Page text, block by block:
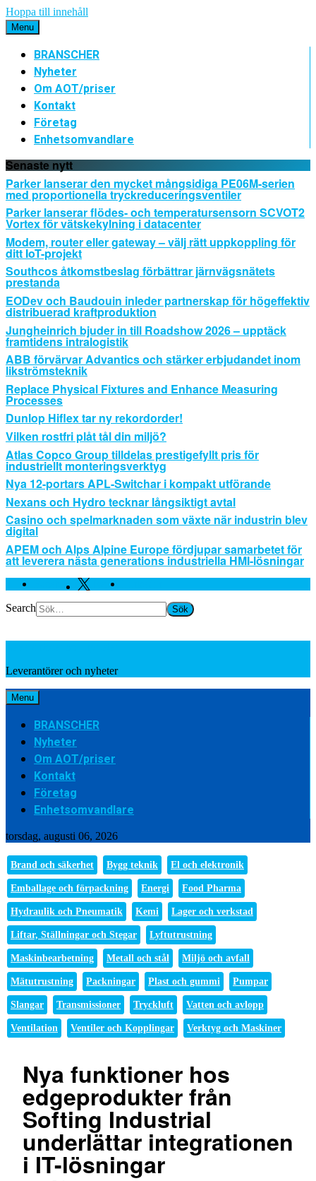
Hoppa till innehåll
Menu
BRANSCHER
Nyheter
Om AOT/priser
Kontakt
Företag
Enhetsomvandlare
Senaste nytt
Parker lanserar den mycket mångsidiga PE06M-serien
med proportionella tryckreduceringsventiler
Parker lanserar flödes- och temperatursensorn SCVOT2
Vortex för vätskekylning i datacenter
Modem, router eller gateway – välj rätt uppkoppling för
ditt IoT-projekt
Southcos åtkomstbeslag förbättrar järnvägsnätets
prestanda
EODev och Baudouin inleder partnerskap för högeffektiv
distribuerad kraftproduktion
Jungheinrich bjuder in till Roadshow 2026 – upptäck
framtidens intralogistik
ABB förvärvar Advantics och stärker erbjudandet inom
likströmsteknik
Replace Physical Fixtures and Enhance Measuring
Processes
Dunlop Hiflex tar ny rekordorder!
Vilken rostfri plåt tål din miljö?
Atlas Copco Group tilldelas prestigefyllt pris för
industriellt monteringsverktyg
Nya 12-portars APL-Switchar i kompakt utförande
Nexans och Hydro tecknar långsiktigt avtal
Casino och spelmarknaden som växte när industrin blev
digital
APEM och Alps Alpine Europe fördjupar samarbetet för
att leverera nästa generations industriella HMI-lösningar
Facebook Twitter
Search
Leverantörer och nyheter
Menu
BRANSCHER
Nyheter
Om AOT/priser
Kontakt
Företag
Enhetsomvandlare
torsdag, augusti 06, 2026
Brand och säkerhet Bygg teknik El och elektronik
Emballage och förpackning Energi Food Pharma
Hydraulik och Pneumatik Kemi Lager och verkstad
Liftar, Ställningar och Stegar Lyftutrustning
Maskinbearbetning Metall och stål Miljö och avfall
Mätutrustning Packningar Plast och gummi Pumpar
Slangar Transmissioner Tryckluft Vatten och avlopp
Ventilation Ventiler och Kopplingar Verktyg och Maskiner
Nya funktioner hos
edgeprodukter från
Softing Industrial
underlättar integrationen
i IT-lösningar